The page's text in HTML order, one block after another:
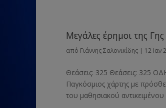
Μεγάλες έρημοι της Γης
από Γιάννης Σαλονικίδης | 12 Ιαν
Θεάσεις: 325 Θεάσεις: 325
Παγκόσμιος χάρτης με
του μαθησιακού